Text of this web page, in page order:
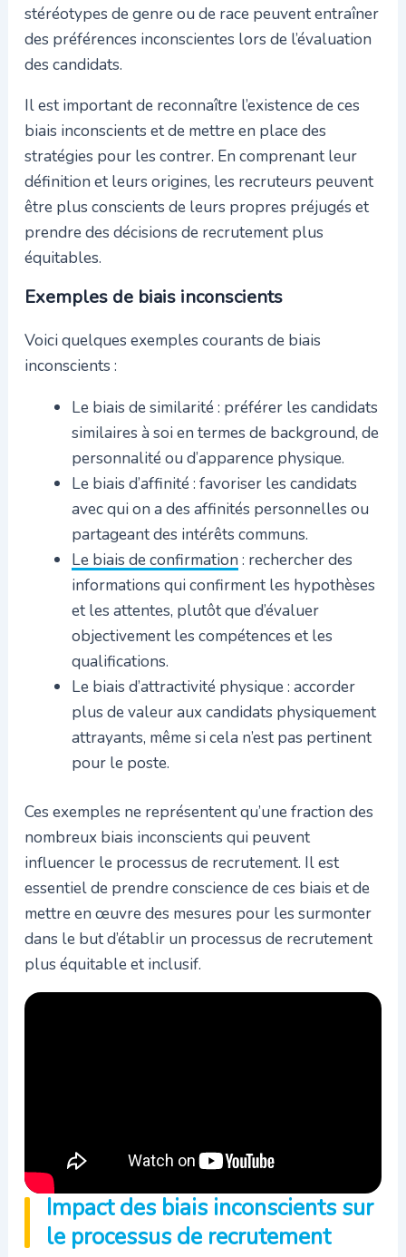
stéréotypes de genre ou de race peuvent entraîner
des préférences inconscientes lors de l’évaluation
des candidats.
Il est important de reconnaître l’existence de ces
biais inconscients et de mettre en place des
stratégies pour les contrer. En comprenant leur
définition et leurs origines, les recruteurs peuvent
être plus conscients de leurs propres préjugés et
prendre des décisions de recrutement plus
équitables.
Exemples de biais inconscients
Voici quelques exemples courants de biais
inconscients :
Le biais de similarité : préférer les candidats
similaires à soi en termes de background, de
personnalité ou d’apparence physique.
Le biais d’affinité : favoriser les candidats
avec qui on a des affinités personnelles ou
partageant des intérêts communs.
Le biais de confirmation : rechercher des
informations qui confirment les hypothèses
et les attentes, plutôt que d’évaluer
objectivement les compétences et les
qualifications.
Le biais d’attractivité physique : accorder
plus de valeur aux candidats physiquement
attrayants, même si cela n’est pas pertinent
pour le poste.
Ces exemples ne représentent qu’une fraction des
nombreux biais inconscients qui peuvent
influencer le processus de recrutement. Il est
essentiel de prendre conscience de ces biais et de
mettre en œuvre des mesures pour les surmonter
dans le but d’établir un processus de recrutement
plus équitable et inclusif.
Impact des biais inconscients sur
le processus de recrutement